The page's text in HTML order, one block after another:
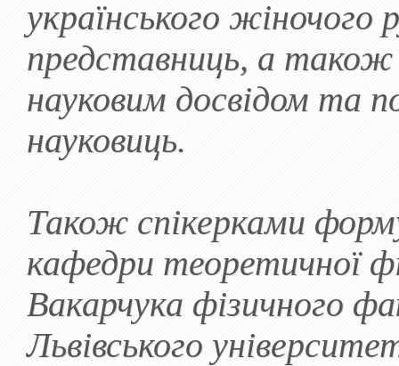
українського жіночого
представниць, а також
науковим досвідом та
науковиць.
Також спікерками
кафедри теоретичної
Вакарчука фізичного
Львівського